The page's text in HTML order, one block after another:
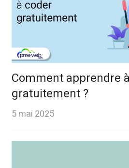
Comment apprendre
gratuitement ?
5 mai 2025